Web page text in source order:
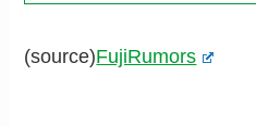
(source)FujiRumors